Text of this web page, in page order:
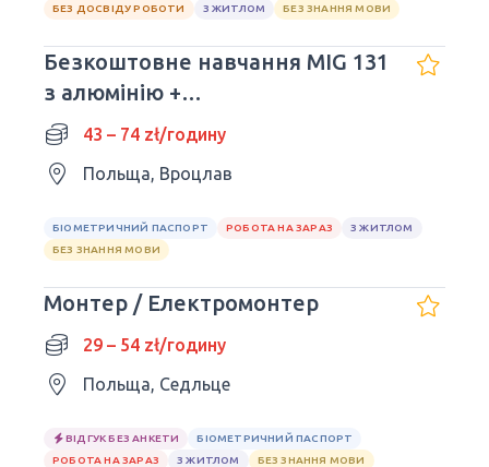
БЕЗ ДОСВІДУ РОБОТИ
З ЖИТЛОМ БЕЗ ЗНАННЯ МОВИ
Безкоштовне навчання MIG 131
з алюмінію +
працевлаштування!
43 – 74 zł/годину
Польща, Вроцлав
БІОМЕТРИЧНИЙ ПАСПОРТ РОБОТА НА ЗАРАЗ
З ЖИТЛОМ
БЕЗ ЗНАННЯ МОВИ
Монтер / Електромонтер
29 – 54 zł/годину
Польща, Седльце
ВІДГУК БЕЗ АНКЕТИ
БІОМЕТРИЧНИЙ ПАСПОРТ
РОБОТА НА ЗАРАЗ
З ЖИТЛОМ БЕЗ ЗНАННЯ МОВИ